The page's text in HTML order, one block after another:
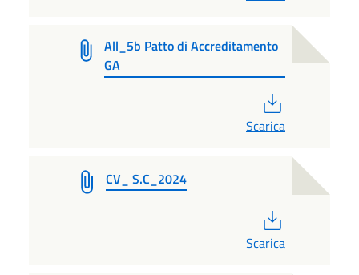
All_5b Patto di Accreditamento
GA
Scarica
CV_ S.C_2024
Scarica